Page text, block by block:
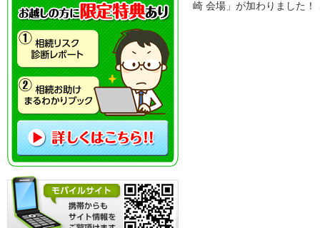
崎 会場」が加わりました
「相続・不動産」無料相談会・セミナー